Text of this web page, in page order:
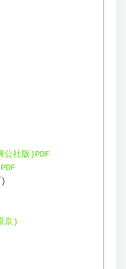
公社版)PDF
京)